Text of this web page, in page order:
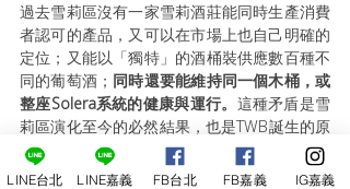
過去雪莉區沒有一家雪莉酒莊能同時生產消費
者認可的產品，又可以在市場上也自己明確的
定位；又能以「獨特」的酒桶裝供應數百種不
同的葡萄酒； 同時還要能維持同一個木桶，或
整座Solera系統的健康與運行。 這種矛盾是雪
莉區演化至今的必然結果，也是TWB誕生的原
因。
LINE台北 LINE嘉義 FB台北 FB嘉義 IG嘉義